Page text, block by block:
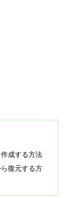
成する方法
復元する方